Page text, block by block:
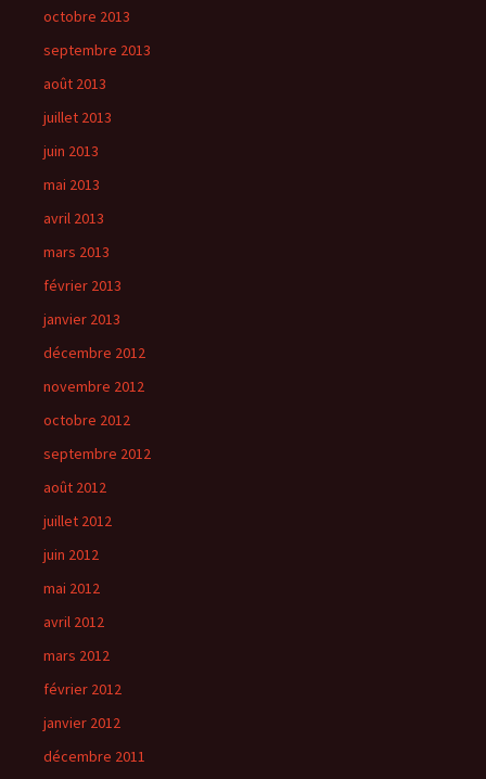
octobre 2013
septembre 2013
août 2013
juillet 2013
juin 2013
mai 2013
avril 2013
mars 2013
février 2013
janvier 2013
décembre 2012
novembre 2012
octobre 2012
septembre 2012
août 2012
juillet 2012
juin 2012
mai 2012
avril 2012
mars 2012
février 2012
janvier 2012
décembre 2011